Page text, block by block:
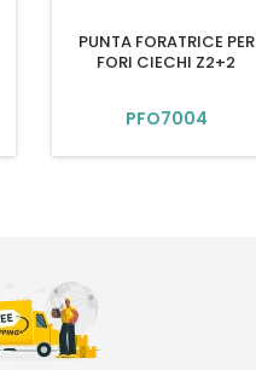
PUNTA FORATRICE PER
FORI CIECHI Z2+2
PFO7004